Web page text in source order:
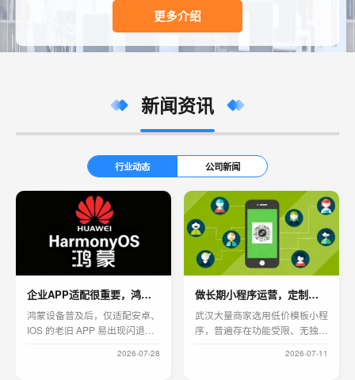
更多介绍
新闻资讯
行业动态 公司新闻
企业APP适配很重要，鸿蒙三端开发更实用
鸿蒙设备普及后，仅适配安卓、
IOS 的老旧 APP 易出现闪退、
封装类 APP 难以长期迭代维
2026-07-28
做长期小程序运营，定制开发比模板靠谱太多
武汉大量商家选用低价模板小程
序，普遍存在功能受限、无独立
功能等问题，后期改造需重复投
2026-07-11